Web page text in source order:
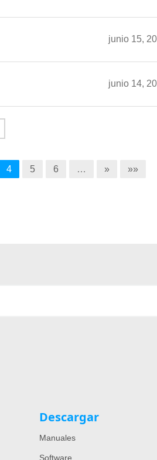
junio 15,
junio 14,
4 5 6 … » »»
Descargar
Manuales
Software